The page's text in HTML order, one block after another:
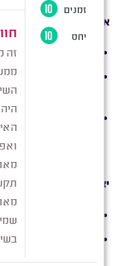
אחריות:
החנות נותנת
האחריות אינה
נכון במוצר או
יש לציין כי החברה
ישיר ו/או עקיף
שימוש במוצר
יצירת קשר:
ניתן לפנות אלינו בטלפון: 052-
ניתן לפנות אלינו